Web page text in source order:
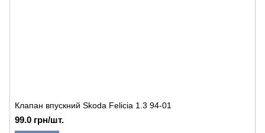
Клапан впускний Skoda Felicia 1.3 94-01
99.0 грн/шт.